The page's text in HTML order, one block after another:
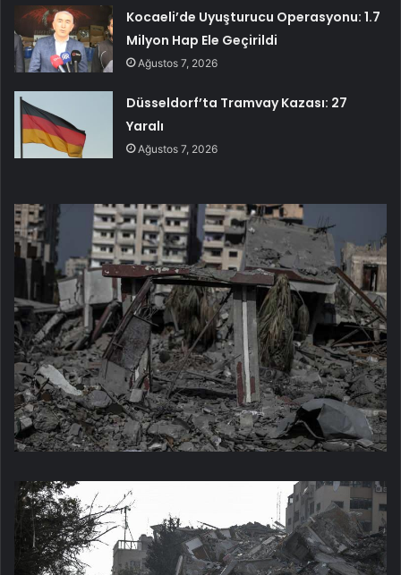
Kocaeli’de Uyuşturucu Operasyonu: 1.7
Milyon Hap Ele Geçirildi
Ağustos 7, 2026
Düsseldorf’ta Tramvay Kazası: 27
Yaralı
Ağustos 7, 2026